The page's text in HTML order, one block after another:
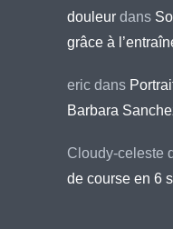
douleur dans
grâce à
eric dans
Barbara
Cloudy-celeste
de course en 6